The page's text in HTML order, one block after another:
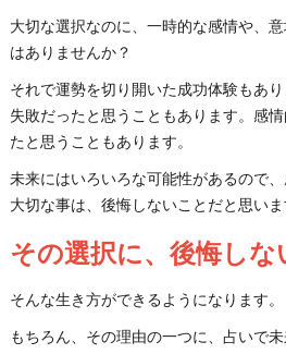
大切な選択なのに、一時的な感情や、
はありませんか？
それで運勢を切り開いた成功体験もあり
失敗だったと思うこともあります。感
たと思うこともあります。
未来にはいろいろな可能性があるので、
大切な事は、後悔しないことだと思いま
その選択に、後悔しな
そんな生き方ができるようになります。
もちろん、その理由の一つに、占いで